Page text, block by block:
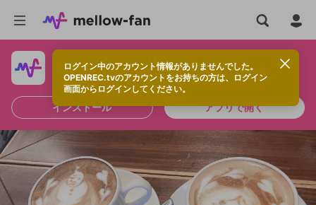
ログイン中のアカウント情報がありませんでした。
OPENREC.tvのアカウントをお持ちの方は、ログイン
画面からログインしてください。
快適に視聴するなら、アプリをインストールしよう！
インストール アプリで開く